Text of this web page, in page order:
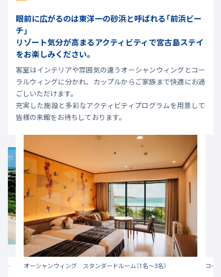
眼前に広がるのは東洋一の砂浜と呼ばれる「前浜ビー
チ」
リゾート気分が高まるアクティビティで宮古島ステイ
をお楽しみください。
客室はインテリアや雰囲気の違うオーシャンウィングとコー
ラルウィングに分かれ、カップルからご家族まで快適にお過
ごしいただけます。
充実した施設と多彩なアクティビティプログラムを用意して
皆様の来館をお待ちしております。
眼前に広がるのは東洋一の砂浜と呼ばれる「前浜ビーチ」 リゾート気分が高まるアクティビティで宮古島ステイをお楽しみください。 オーシャンウィング スタンダードルーム（1名～3名） コー